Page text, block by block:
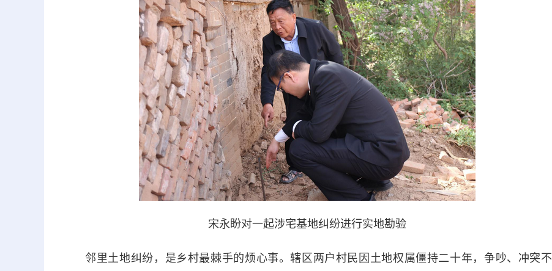
宋永盼对一起涉宅基地纠纷进行实地勘验
邻里土地纠纷，是乡村最棘手的烦心事。辖区两户村民因土地权属僵持二十年，争吵、冲突不